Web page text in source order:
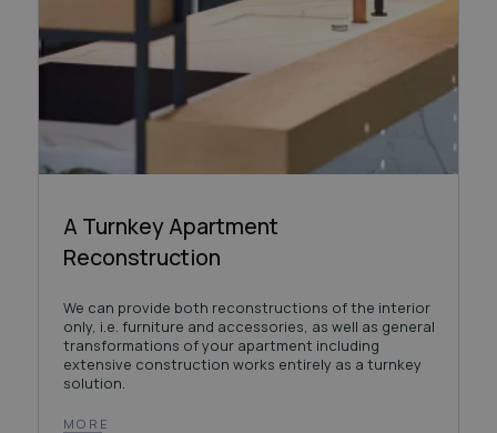
A Turnkey Apartment
Reconstruction
We can provide both reconstructions of the interior
only, i.e. furniture and accessories, as well as general
transformations of your apartment including
extensive construction works entirely as a turnkey
solution.
MORE